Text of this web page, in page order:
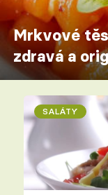
Mrkvové
zdravá a
SALÁTY